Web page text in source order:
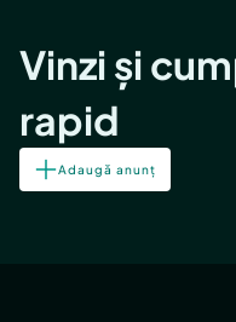
Vinzi și
rapid
Adaugă anunț